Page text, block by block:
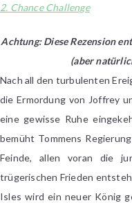
2. Chance Challenge
Achtung: Diese Rezension
(aber
Nach all den turbulenten
die Ermordung von Joffrey
eine gewisse Ruhe
bemüht Tommens
Feinde, allen voran die
trügerischen Frieden
Isles wird ein neuer König